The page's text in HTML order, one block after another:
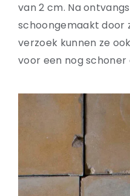
van 2 cm. Na
schoongemaakt door
verzoek kunnen ze
voor een nog